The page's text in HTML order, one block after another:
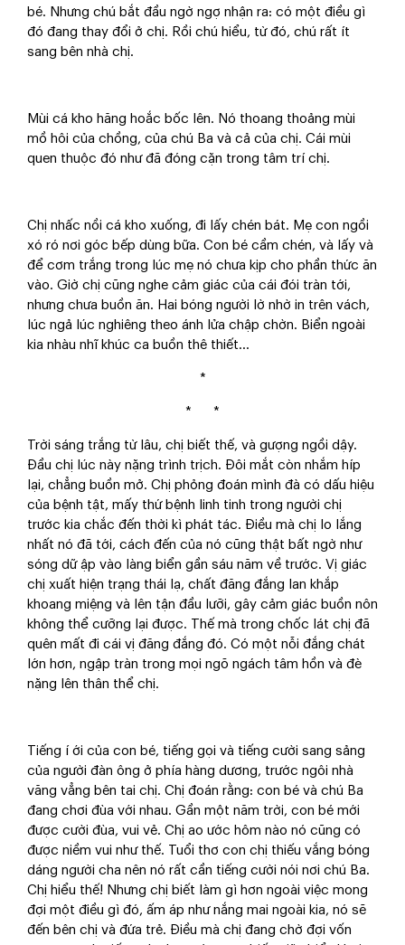
bé. Nhưng chú bắt đầu ngờ ngợ nhận ra: có một điều gì
đó đang thay đổi ở chị. Rồi chú hiểu, từ đó, chú rất ít
sang bên nhà chị.
Mùi cá kho hăng hoắc bốc lên. Nó thoang thoảng mùi
mồ hôi của chồng, của chú Ba và cả của chị. Cái mùi
quen thuộc đó như đã đóng cặn trong tâm trí chị.
Chị nhấc nồi cá kho xuống, đi lấy chén bát. Mẹ con ngồi
xó ró nơi góc bếp dùng bữa. Con bé cầm chén, và lấy và
để cơm trắng trong lúc mẹ nó chưa kịp cho phần thức ăn
vào. Giờ chị cũng nghe cảm giác của cái đói tràn tới,
nhưng chưa buồn ăn. Hai bóng người lờ nhờ in trên vách,
lúc ngả lúc nghiêng theo ánh lửa chập chờn. Biển ngoài
kia nhàu nhĩ khúc ca buồn thê thiết…
*
* *
Trời sáng trắng từ lâu, chị biết thế, và gượng ngồi dậy.
Đầu chị lúc này nặng trình trịch. Đôi mắt còn nhắm híp
lại, chẳng buồn mở. Chị phỏng đoán mình đà có dấu hiệu
của bệnh tật, mấy thứ bệnh linh tinh trong người chị
trước kia chắc đến thời kì phát tác. Điều mà chị lo lắng
nhất nó đã tới, cách đến của nó cũng thật bất ngờ như
sóng dữ ập vào làng biển gần sáu năm về trước. Vị giác
chị xuất hiện trạng thái lạ, chất đăng đắng lan khắp
khoang miệng và lên tận đầu lưỡi, gây cảm giác buồn nôn
không thể cưỡng lại được. Thế mà trong chốc lát chị đã
quên mất đi cái vị đăng đắng đó. Có một nỗi đắng chát
lớn hơn, ngập tràn trong mọi ngõ ngách tâm hồn và đè
nặng lên thân thể chị.
Tiếng í ới của con bé, tiếng gọi và tiếng cười sang sảng
của người đàn ông ở phía hàng dương, trước ngôi nhà
văng vẳng bên tai chị. Chị đoán rằng: con bé và chú Ba
đang chơi đùa với nhau. Gần một năm trời, con bé mới
được cười đùa, vui vẻ. Chị ao ước hôm nào nó cũng có
được niềm vui như thế. Tuổi thơ con chị thiếu vắng bóng
dáng người cha nên nó rất cần tiếng cười nói nơi chú Ba.
Chị hiểu thế! Nhưng chị biết làm gì hơn ngoài việc mong
đợi một điều gì đó, ấm áp như nắng mai ngoài kia, nó sẽ
đến bên chị và đứa trẻ. Điều mà chị đang chờ đợi vốn